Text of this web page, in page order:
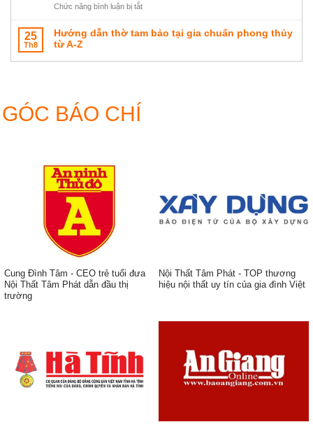
ưu
gian
gia
chuẩn
lỗ
Chức năng bình luận bị tắtở
Mẫu
25
Th8
Hướng dẫn thờ tam bảo tại gia chuẩn phong thủy
từ A-Z
GÓC BÁO CHÍ
Cung Đình Tâm - CEO trẻ tuổi đưa
Nội Thất Tâm Phát dẫn đầu thị
trường
Nội Thất Tâm Phát - TOP thương
hiệu nội thất uy tín của gia đình Việt